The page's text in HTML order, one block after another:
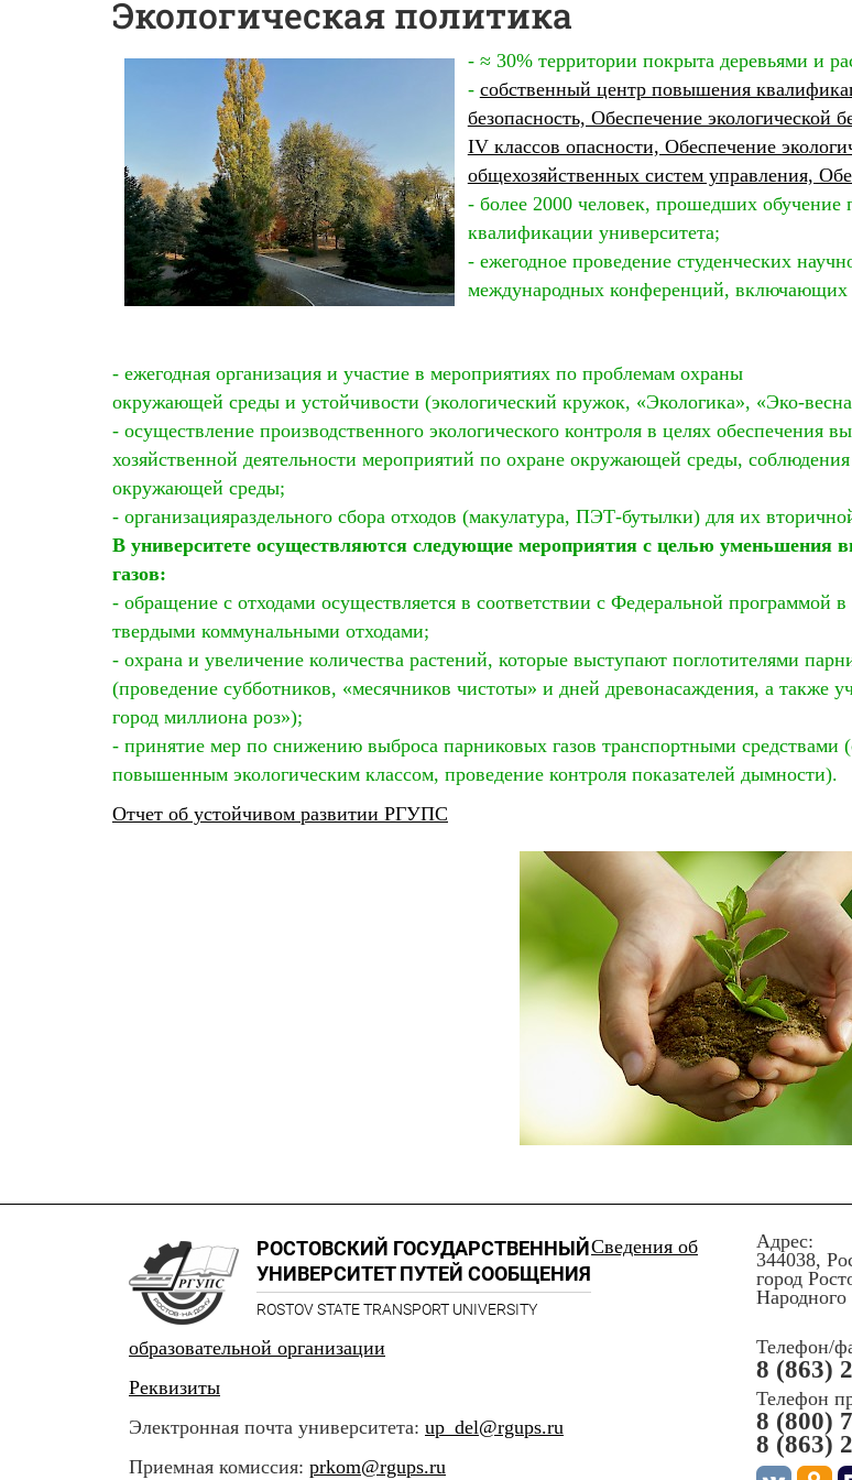
Экологическая политика
- ≈ 30% территории покрыта деревьями и
- собственный центр повышения
безопасность, Обеспечение экологической
IV классов опасности, Обеспечение
общехозяйственных систем управления,
- более 2000 человек, прошедших
квалификации университета;
- ежегодное проведение студенческих
международных конференций, включающих
- ежегодная организация и участие в мероприятиях по проблемам охраны
окружающей среды и устойчивости (экологический кружок, «Экологика», «Эко-
- осуществление производственного экологического контроля в целях обеспечения
хозяйственной деятельности мероприятий по охране окружающей среды,
окружающей среды;
- организацияраздельного сбора отходов (макулатура, ПЭТ-бутылки) для их
В университете осуществляются следующие мероприятия с целью уменьшения
газов:
- обращение с отходами осуществляется в соответствии с Федеральной программой
твердыми коммунальными отходами;
- охрана и увеличение количества растений, которые выступают поглотителями
(проведение субботников, «месячников чистоты» и дней древонасаждения, а также
город миллиона роз»);
- принятие мер по снижению выброса парниковых газов транспортными средствами
повышенным экологическим классом, проведение контроля показателей дымности).
Отчет об устойчивом развитии РГУПС
РОСТОВСКИЙ ГОСУДАРСТВЕННЫЙ
УНИВЕРСИТЕТ ПУТЕЙ СООБЩЕНИЯ
ROSTOV STATE TRANSPORT UNIVERSITY
Сведения об
образовательной организации
Реквизиты
Электронная почта университета: up_del@rgups.ru
Приемная комиссия: prkom@rgups.ru
Адрес:
344038,
город
Телефон/
8 (863)
Телефон
8 (800)
8 (863)